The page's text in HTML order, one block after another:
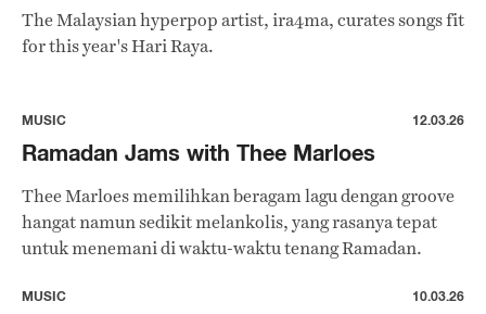
The Malaysian hyperpop artist, ira4ma, curates songs fit
for this year's Hari Raya.
MUSIC 12.03.26
Ramadan Jams with Thee Marloes
Thee Marloes memilihkan beragam lagu dengan groove
hangat namun sedikit melankolis, yang rasanya tepat
untuk menemani di waktu-waktu tenang Ramadan.
MUSIC 10.03.26